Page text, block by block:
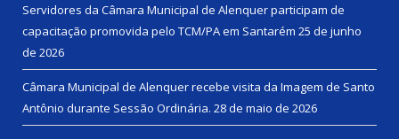
Servidores da Câmara Municipal de Alenquer participam de
capacitação promovida pelo TCM/PA em Santarém 25 de junho
de 2026
Câmara Municipal de Alenquer recebe visita da Imagem de Santo
Antônio durante Sessão Ordinária. 28 de maio de 2026